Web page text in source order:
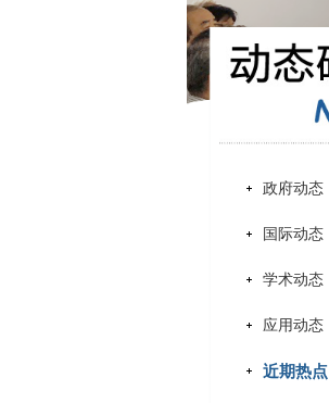
政府动态
国际动态
学术动态
应用动态
近期热点